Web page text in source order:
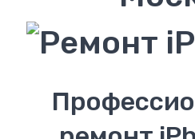
Светодиодные гирлянды
Акустические колонки